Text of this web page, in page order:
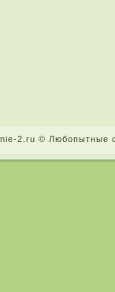
2.ru © Любопытные